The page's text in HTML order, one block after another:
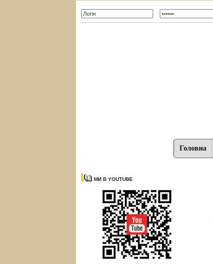
Головна
МИ В YOUTUBE